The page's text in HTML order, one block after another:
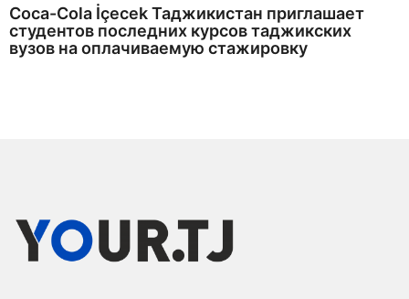
Coca-Cola İçecek Таджикистан приглашает
студентов последних курсов таджикских
вузов на оплачиваемую стажировку